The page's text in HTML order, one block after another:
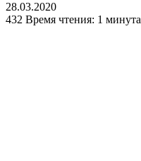
28.03.2020
432 Время чтения: 1 минута